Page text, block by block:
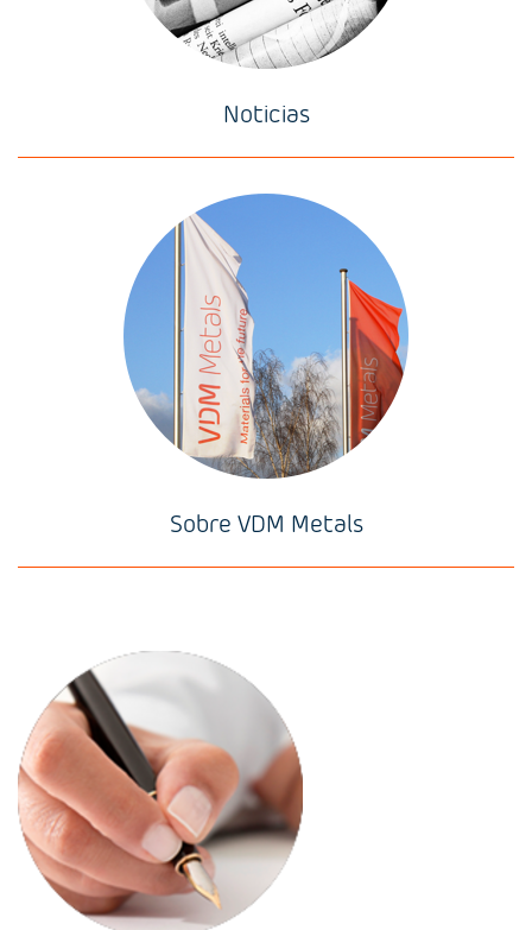
Noticias
Sobre VDM Metals